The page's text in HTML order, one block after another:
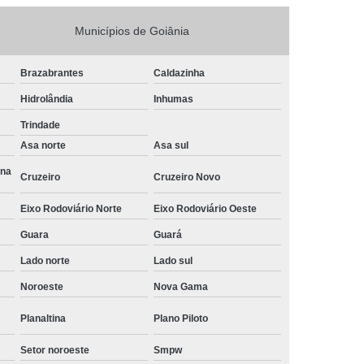
Gerenciamento e Planejamento de Obras
Planejamento e Gerenciamento de Obras
Gestão de Obras de Construção Civil
em Brasília
Gestão de Obras em Goiânia
Gestão de Obras Profissional
Gestão e Gerenciamento de Obras
de Obras
Neuroarquitetura
Corporativa
Neuroarquitetura em Brasília
Neuroarquitetura em Hospitais
Neuroarquitetura Iluminação
Neuroarquitetura no Ambiente de Trabalho
Municípios de Goiânia
Brazabrantes Caldazinha
Hidrolândia Inhumas
Trindade
Asa norte Asa sul
Cruzeiro Cruzeiro Novo
Eixo Rodoviário Norte Eixo Rodoviário Oeste
Guara Guará
Lado norte Lado sul
Noroeste Nova Gama
Planaltina Plano Piloto
Setor noroeste Smpw